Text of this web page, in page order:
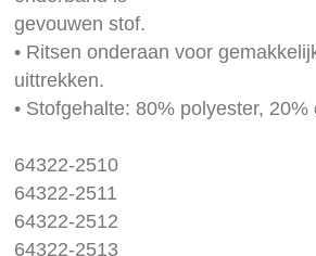
gevouwen stof.
• Ritsen onderaan voor
uittrekken.
• Stofgehalte: 80% polyester, 20%
64322-2510
64322-2511
64322-2512
64322-2513